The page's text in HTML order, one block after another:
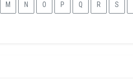
M N O P Q R S